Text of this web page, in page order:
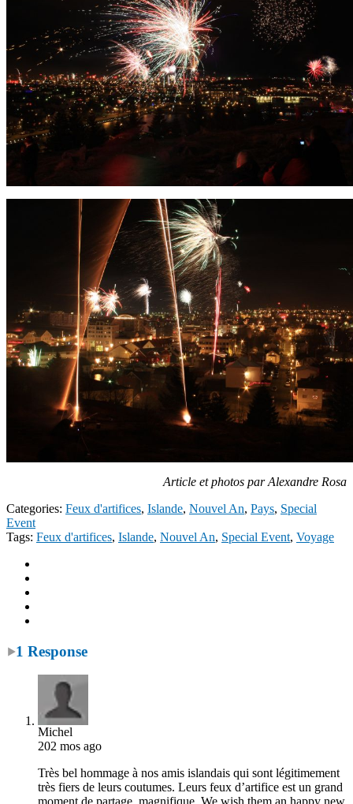
Article et photos par Alexandre Rosa
Categories: Feux d'artifices, Islande, Nouvel An, Pays, Special
Event
Tags: Feux d'artifices, Islande, Nouvel An, Special Event, Voyage
1 Response
Michel
202 mos ago
Très bel hommage à nos amis islandais qui sont légitimement
très fiers de leurs coutumes. Leurs feux d’artifice est un grand